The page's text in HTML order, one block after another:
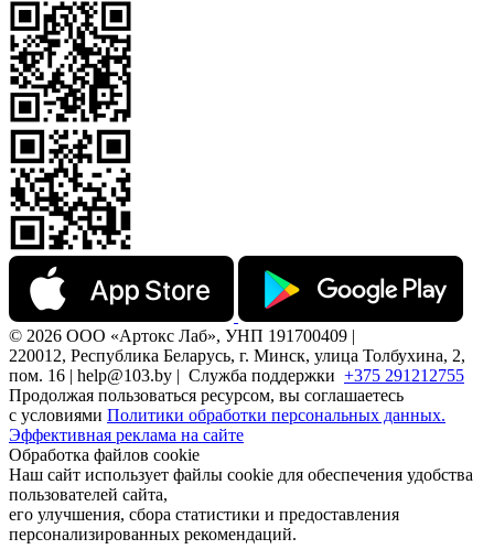
© 2026 ООО «Артокс Лаб», УНП 191700409 |
220012, Республика Беларусь, г. Минск, улица Толбухина, 2,
пом. 16 | help@103.by | Служба поддержки +375 291212755
Продолжая пользоваться ресурсом, вы соглашаетесь
с условиями Политики обработки персональных данных.
Эффективная реклама на сайте
Обработка файлов cookie
Наш сайт использует файлы cookie для обеспечения удобства
пользователей сайта,
его улучшения, сбора статистики и предоставления
персонализированных рекомендаций.